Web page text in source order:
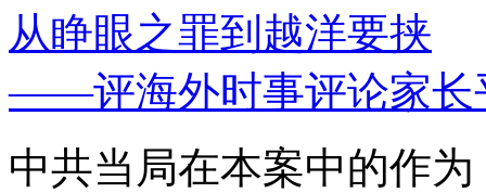
从睁眼之罪到越洋要挟
——评海外时事评论家长
中共当局在本案中的作